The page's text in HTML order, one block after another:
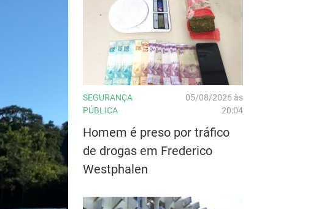
SEGURANÇA
PÚBLICA
05/08/2026 às
20:04
Homem é preso por tráfico
de drogas em Frederico
Westphalen